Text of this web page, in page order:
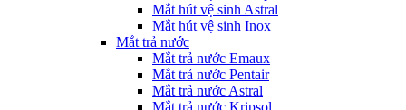
Mắt hút vệ sinh Astral
Mắt hút vệ sinh Inox
Mắt trả nước
Mắt trả nước Emaux
Mắt trả nước Pentair
Mắt trả nước Astral
Mắt trả nước Kripsol